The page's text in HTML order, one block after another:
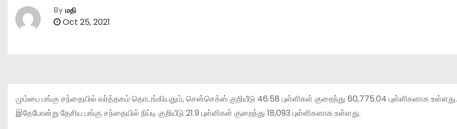
By மதி
Oct 25, 2021
மும்பை பங்கு சந்தையில் வர்த்தகம் தொடங்கியதும், சென்செக்ஸ் குறியீடு 46.58 புள்ளிகள் குறைந்து 60,775.04 புள்ளிகளாக உள்ளது.
இதேபோன்று தேசிய பங்கு சந்தையில் நிப்டி குறியீடு 21.9 புள்ளிகள் குறைந்து 18,093 புள்ளிகளாக உள்ளது.